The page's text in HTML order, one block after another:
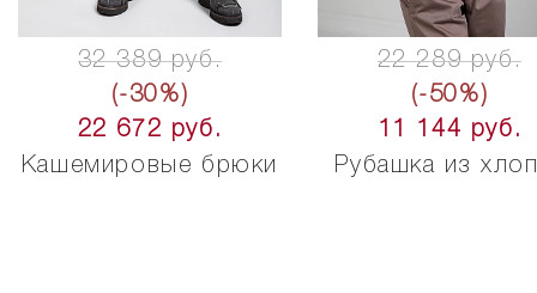
32 389 руб.
(-30%)
22 672 руб.
Кашемировые брюки
22 289 руб.
(-50%)
11 144 руб.
Рубашка из